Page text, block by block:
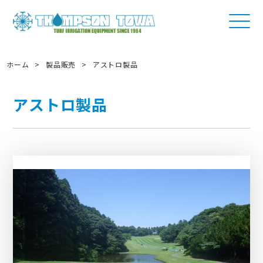
ホーム > 製品販売 > アストロ製品
アストロ製品